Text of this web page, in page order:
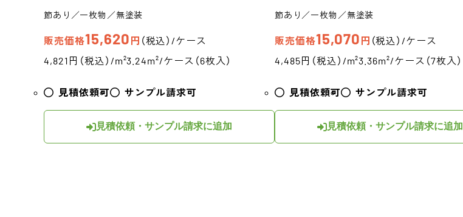
節あり／一枚物／無塗装
販売価格15,620 円 （税込）/ケース
4,821円（税込）/m²3.24m²/ケース（6枚入）
見積依頼可 サンプル請求可
見積依頼・サンプル請求に追加
節あり／一枚物／無塗装
販売価格15,070 円 （税込）/ケース
4,485円（税込）/m²3.36m²/ケース（7枚入）
見積依頼可 サンプル請求可
見積依頼・サンプル請求に追加